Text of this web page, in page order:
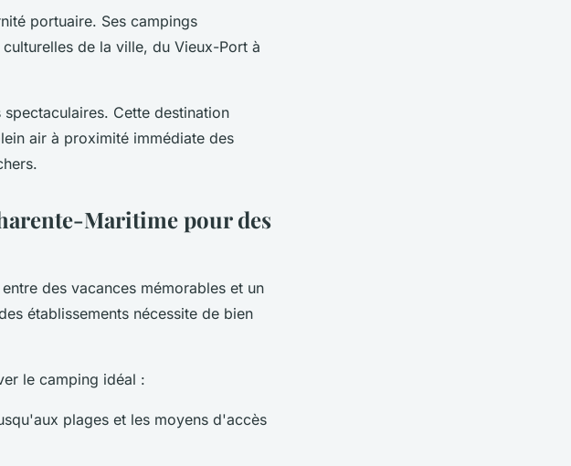
portuaire. Ses campings
de la ville, du Vieux-Port à
Cette destination
air à proximité immédiate des
Maritime pour des
des vacances mémorables et un
établissements nécessite de bien
le camping idéal :
plages et les moyens d'accès